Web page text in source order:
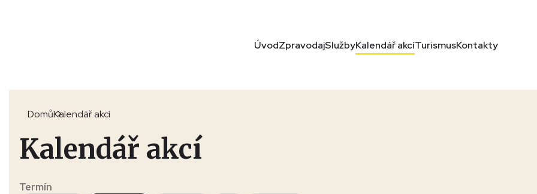
ÚvodZpravodajSlužbyKalendář akcíTurismusKontakty
DomůKalendář akcí
Kalendář akcí
Termín